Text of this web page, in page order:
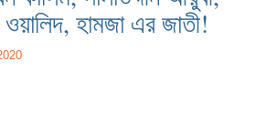
হামজা এর জাতী!